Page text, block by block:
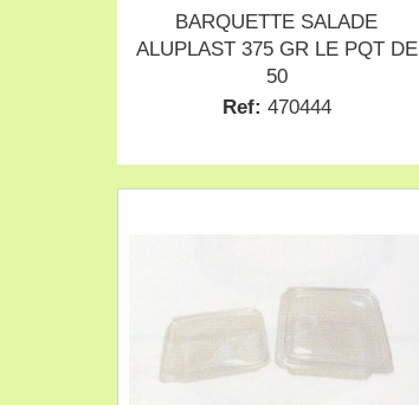
BARQUETTE SALADE
ALUPLAST 375 GR LE PQT DE
50
Ref: 470444